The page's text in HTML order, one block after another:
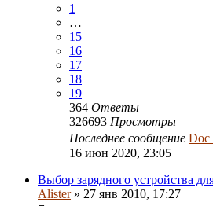
1
…
15
16
17
18
19
364 Ответы
326693 Просмотры
Последнее сообщение Doc
16 июн 2020, 23:05
Выбор зарядного устройства
Alister» 27 янв 2010, 17:27